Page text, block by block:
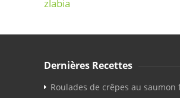
zlabia
Dernières Recettes
Roulades de crêpes au saumon